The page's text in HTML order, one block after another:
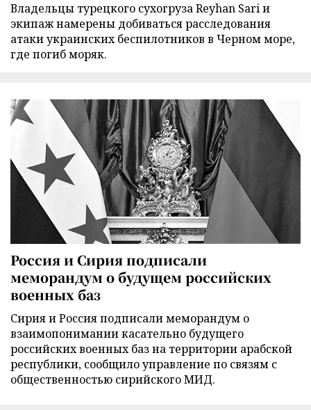
Владельцы турецкого сухогруза Reyhan Sari и
экипаж намерены добиваться расследования
атаки украинских беспилотников в Черном море,
где погиб моряк.
Россия и Сирия подписали
меморандум о будущем российских
военных баз
Сирия и Россия подписали меморандум о
взаимопонимании касательно будущего
российских военных баз на территории арабской
республики, сообщило управление по связям с
общественностью сирийского МИД.